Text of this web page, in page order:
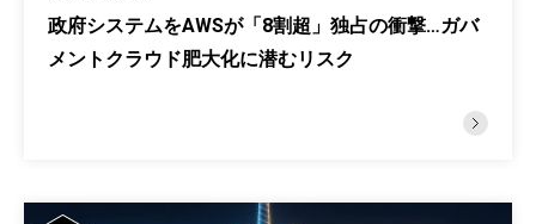
政府システムをAWSが「8割超」独占の衝撃…ガバ
メントクラウド肥大化に潜むリスク